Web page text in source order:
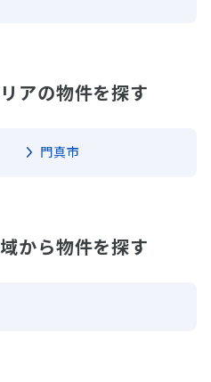
アの物件を探す
門真市
から物件を探す